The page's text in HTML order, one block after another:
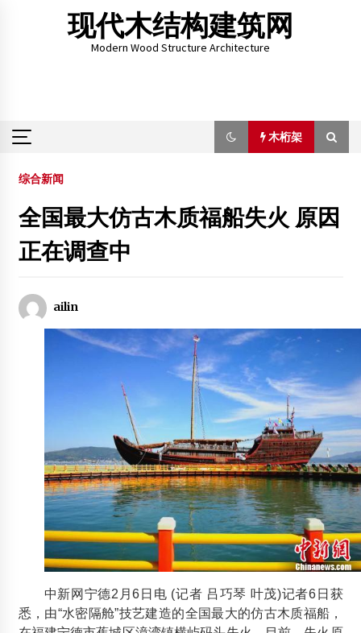
现代木结构建筑网
Modern Wood Structure Architecture
木桁架
木桁架
广东省四会市永健木材厂
2013年2月4日
2013年12月30日
刘 杰 上海交通大学副教授
2012年3月17日
福建哪里有做移动小木屋|福建移动小木屋
菲特威尔木屋：德清埭溪乌石头生态茶场重型井干式木结构
禅房
2018年6月22日
上海方行粘合剂销售
2012年7月13日
国内板材市场结束前期低迷走势
2012年5月25日
大连龙华木业公司一行访问营口小雨木屋
2012年3月4日
综合新闻
全国最大仿古木质福船失火 原因
正在调查中
ailin
中新网宁德2月6日电 (记者 吕巧琴 叶茂)记者6日获
悉，由“水密隔舱”技艺建造的全国最大的仿古木质福船，